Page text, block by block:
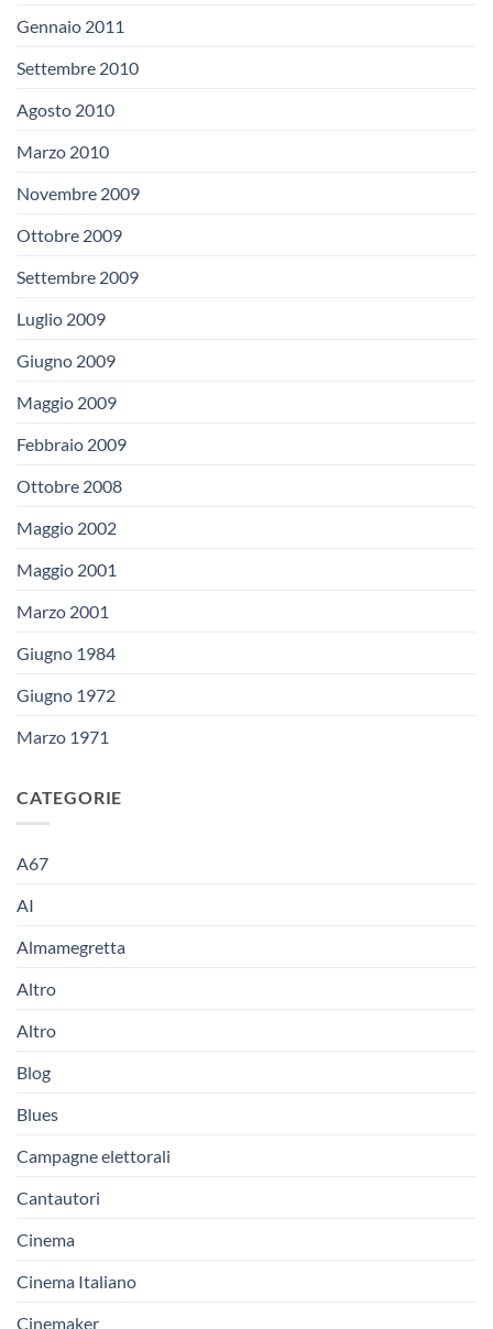
Gennaio 2011
Settembre 2010
Agosto 2010
Marzo 2010
Novembre 2009
Ottobre 2009
Settembre 2009
Luglio 2009
Giugno 2009
Maggio 2009
Febbraio 2009
Ottobre 2008
Maggio 2002
Maggio 2001
Marzo 2001
Giugno 1984
Giugno 1972
Marzo 1971
CATEGORIE
A67
AI
Almamegretta
Altro
Altro
Blog
Blues
Campagne elettorali
Cantautori
Cinema
Cinema Italiano
Cinemaker